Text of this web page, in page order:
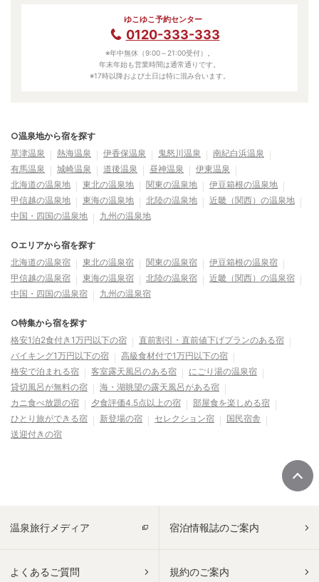
ゆこゆこ予約センター
0120-333-333
※年中無休（9:00～21:00受付）。
年末年始も営業時間は通常通りです。
※17時以降および土日は特に混み合います。
○温泉地から宿を探す
草津温泉
熱海温泉 伊香保温泉 鬼怒川温泉
南紀白浜温泉
有馬温泉
城崎温泉 道後温泉 昼神温泉
伊東温泉
北海道の温泉地
東北の温泉地 関東の温泉地
伊豆箱根の温泉地
甲信越の温泉地
東海の温泉地 北陸の温泉地
近畿（関西）の温泉地
中国・四国の温泉地
九州の温泉地
○エリアから宿を探す
北海道の温泉宿
東北の温泉宿 関東の温泉宿
伊豆箱根の温泉宿
甲信越の温泉宿
東海の温泉宿 北陸の温泉宿
近畿（関西）の温泉宿
中国・四国の温泉宿
九州の温泉宿
○特集から宿を探す
格安1泊2食付き1万円以下の宿
直前割引・直前値下げプランのある宿
バイキング1万円以下の宿
高級食材付で1万円以下の宿
格安で泊まれる宿
客室露天風呂のある宿
にごり湯の温泉宿
貸切風呂が無料の宿
海・湖眺望の露天風呂がある宿
カニ食べ放題の宿
夕食評価4.5点以上の宿
部屋食を楽しめる宿
ひとり旅ができる宿
新登場の宿 セレクション宿
国民宿舎
送迎付きの宿
温泉旅行メディア 宿泊情報誌のご案内
よくあるご質問 規約のご案内